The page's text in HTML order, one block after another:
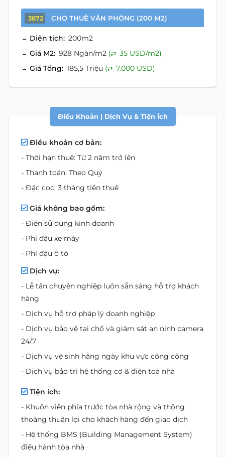
3872 CHO THUÊ VĂN PHÒNG (200 M2)
Diện tích: 200m2
Giá M2: 928 Ngàn/m2 (
35 USD/m2)
Giá Tổng: 185,5 Triệu ( 7.000 USD)
Điều Khoản | Dịch Vụ & Tiện Ích
Điều khoản cơ bản:
- Thời hạn thuê: Từ 2 năm trở lên
- Thanh toán: Theo Quý
- Đặc cọc: 3 tháng tiền thuê
Giá không bao gồm:
- Điện sử dụng kinh doanh
- Phí đậu xe máy
- Phí đậu ô tô
Dịch vụ:
- Lễ tân chuyên nghiệp luôn sẵn sàng hỗ trợ khách
hàng
- Dịch vụ hỗ trợ pháp lý doanh nghiệp
- Dịch vụ bảo vệ tại chổ và giám sát an ninh camera
24/7
- Dịch vụ vệ sinh hằng ngày khu vực công cộng
- Dịch vụ bảo trì hệ thống cơ & điện toà nhà
Tiện ích:
- Khuôn viên phía trước tòa nhà rộng và thông
thoáng thuận lợi cho khách hàng đến giao dịch
- Hệ thống BMS (Building Management System)
điều hành tòa nhà